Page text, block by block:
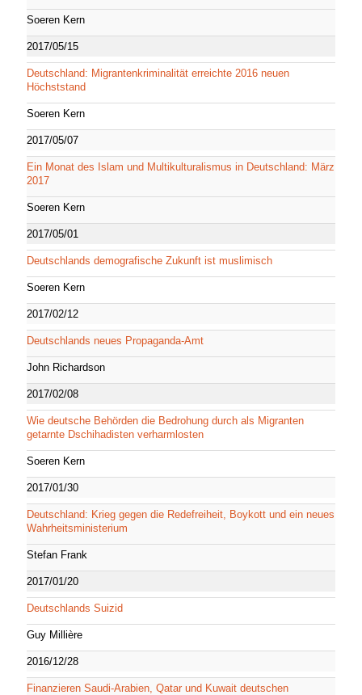
Soeren Kern
2017/05/15
Deutschland: Migrantenkriminalität erreichte 2016 neuen
Höchststand
Soeren Kern
2017/05/07
Ein Monat des Islam und Multikulturalismus in Deutschland: März
2017
Soeren Kern
2017/05/01
Deutschlands demografische Zukunft ist muslimisch
Soeren Kern
2017/02/12
Deutschlands neues Propaganda-Amt
John Richardson
2017/02/08
Wie deutsche Behörden die Bedrohung durch als Migranten
getarnte Dschihadisten verharmlosten
Soeren Kern
2017/01/30
Deutschland: Krieg gegen die Redefreiheit, Boykott und ein neues
Wahrheitsministerium
Stefan Frank
2017/01/20
Deutschlands Suizid
Guy Millière
2016/12/28
Finanzieren Saudi-Arabien, Qatar und Kuwait deutschen